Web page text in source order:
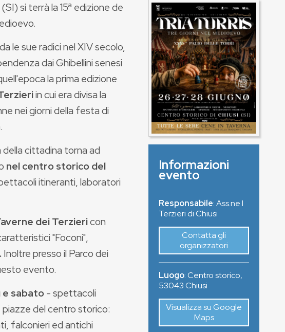
(SI) si terrà la 15ª edizione de
le sue radici nel XIV secolo,
dai Ghibellini senesi
la prima edizione
in cui era divisa la
nei giorni della festa di
cittadina torna ad
nel centro storico del
itineranti, laboratori
dei Terziericon
"Foconi",
Inoltre presso il Parco dei
evento.
sabato- spettacoli
del centro storico:
falconieri ed antichi
Informazioni
evento
Responsabile: Ass.ne I
Terzieri di Chiusi
Contatta gli
organizzatori
Luogo:Centro storico,
53043Chiusi
Visualizza su Google
Maps